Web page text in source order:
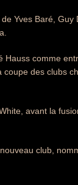
Yves Baré,
comme
des clubs
avant la
club,